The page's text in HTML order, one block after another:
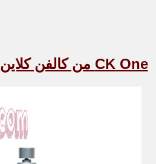
CK One من كالفن كلاين